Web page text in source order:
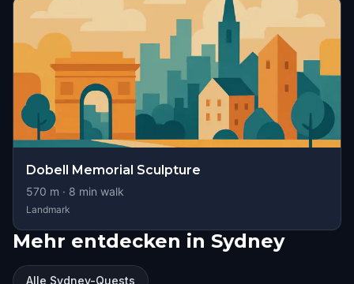
Dobell Memorial Sculpture
570 m · 8 min walk
Landmark
Mehr entdecken in Sydney
Alle Sydney-Quests